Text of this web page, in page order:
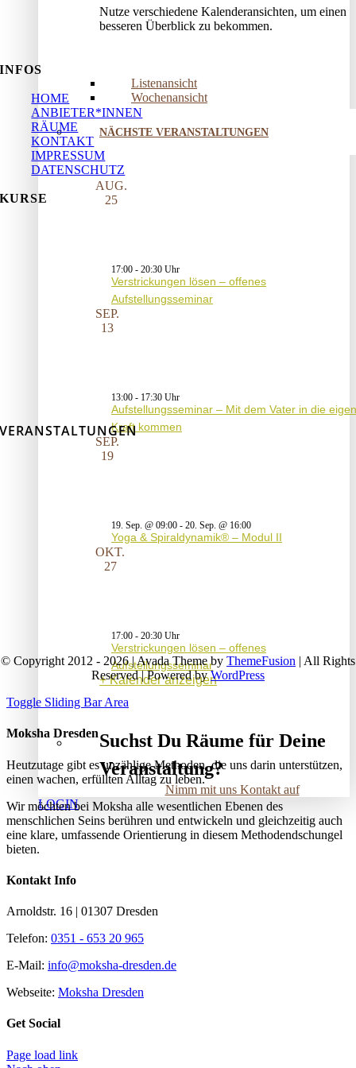
Nutze verschiedene Kalenderansichten, um einen
besseren Überblick zu bekommen.
Listenansicht
Wochenansicht
NÄCHSTE VERANSTALTUNGEN
AUG.
25
17:00 - 20:30
Verstrickungen lösen – offenes
Aufstellungsseminar
SEP.
13
13:00 - 17:30
Aufstellungsseminar – Mit dem Vater in die
Kraft kommen
SEP.
19
19. Sep. @ 09:00 - 20. Sep. @ 16:00
Yoga & Spiraldynamik® – Modul II
OKT.
27
17:00 - 20:30
Verstrickungen lösen – offenes
Aufstellungsseminar
Kalender anzeigen
Suchst Du Räume für Deine
Veranstaltung?
Nimm mit uns Kontakt auf
LOGIN
INFOS
HOME
ANBIETER*INNEN
RÄUME
KONTAKT
IMPRESSUM
DATENSCHUTZ
KURSE
VERANSTALTUNGEN
© Copyright 2012 - 2026 | Avada Theme by ThemeFusion | All Rights
Reserved | Powered byWordPress
Toggle Sliding Bar Area
Moksha Dresden
Heutzutage gibt es unzählige Methoden, die uns darin unterstützen,
einen wachen, erfüllten Alltag zu leben.
Wir möchten bei Moksha alle wesent­lichen Ebenen des
menschlichen Seins berühren und entwickeln und gleichzeitig auch
eine klare, umfassende Orientierung in diesem Methodendschungel
bieten.
Kontakt Info
Arnoldstr. 16 | 01307 Dresden
Telefon: 0351 - 653 20 965
E-Mail: info@moksha-dresden.de
Webseite: Moksha Dresden
Get Social
Page load link